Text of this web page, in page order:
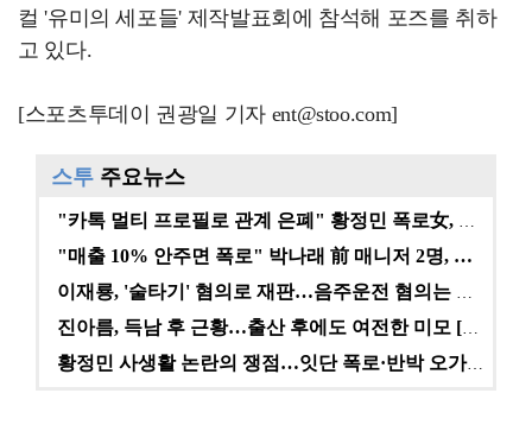
컬 '유미의 세포들' 제작발표회에 참석해 포즈를 취하
고 있다.
[스포츠투데이 권광일 기자 ent@stoo.com]
스투 주요뉴스
"카톡 멀티 프로필로 관계 은폐" 황정민 폭로女, 문자…
"매출 10% 안주면 폭로" 박나래 前 매니저 2명, …
이재룡, '술타기' 혐의로 재판…음주운전 혐의는 미적용…
진아름, 득남 후 근황…출산 후에도 여전한 미모 [스타…
황정민 사생활 논란의 쟁점…잇단 폭로·반박 오가는 소모…